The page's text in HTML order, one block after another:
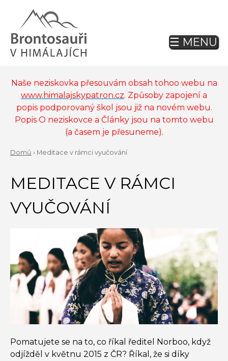
navigation
Naše neziskovka přesouvám obsah tohoo webu na
www.himalajskypatron.cz. Způsoby zapojení a
popis podporovaný škol jsou již na novém webu.
Popis O neziskovce a Články jsou na tomto webu
(a časem je přesuneme).
ARE
HERE
Domů › Meditace v rámci vyučování
to
top
MEDITACE V RÁMCI
VYUČOVÁNÍ
Pomatujete se na to, co říkal ředitel Norboo, když
odjížděl v květnu 2015 z ČR? Říkal, že si díky
Back
to
☰ MENU